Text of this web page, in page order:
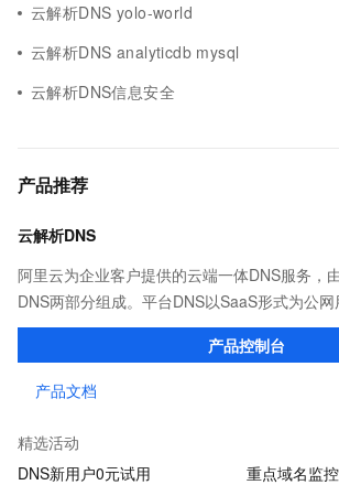
云解析DNS yolo-world
云解析DNS analyticdb mysql
云解析DNS信息安全
产品推荐
云解析DNS
阿里云为企业客户提供的云端一体DNS服务，
DNS两部分组成。平台DNS以SaaS形式为公
高效稳定的域名解析服务；端侧DNS则通过自
SDK，满足企业多种场景下的解析需求。
产品控制台
产品文档
精选活动
DNS新用户0元试用
重点域名监